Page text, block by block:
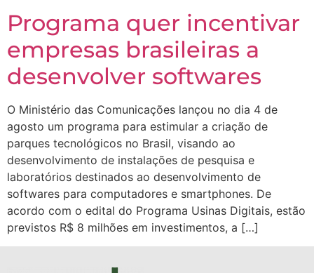
Programa quer incentivar
empresas brasileiras a
desenvolver softwares
O Ministério das Comunicações lançou no dia 4 de
agosto um programa para estimular a criação de
parques tecnológicos no Brasil, visando ao
desenvolvimento de instalações de pesquisa e
laboratórios destinados ao desenvolvimento de
softwares para computadores e smartphones. De
acordo com o edital do Programa Usinas Digitais, estão
previstos R$ 8 milhões em investimentos, a […]